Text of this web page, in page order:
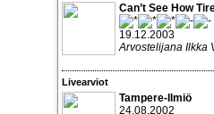
Can’t See How
19.12.2003
Arvostelijana Ilkka
Livearviot
Tampere-Ilmiö
24.08.2002